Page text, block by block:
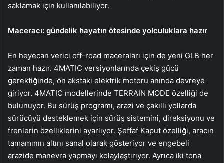
saklamak için kullanılabiliyor.
Maceracı: gündelik hayatın ötesinde yolculuklara hazır
En heyecan verici off-road maceraları için de yeni GLB her
zaman hazır. 4MATIC versiyonlarında çekiş gücü
gerektiğinde, ön akstaki elektrik motoru anında devreye
giriyor. 4MATIC modellerinde TERRAIN MODE özelliği de
bulunuyor. Bu sürüş programı, arazi ve çakıllı yollarda
sürücüyü desteklemek için sürüş sistemini, direksiyonu ve
frenlerin özelliklerini ayarlıyor. Şeffaf Kaput özelliği, aracın
tamamının altını sanal olarak gösteriyor ve engebeli
arazide manevra yapmayı kolaylaştırıyor. Ayrıca iki tona